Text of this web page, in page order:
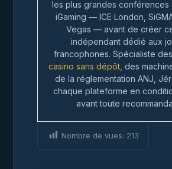
les plus grandes conférences
iGaming — ICE London,
Vegas — avant de créer
indépendant dédié aux
francophones. Spécialiste
casino sans dépôt , des
de la réglementation ANJ,
chaque plateforme en
avant toute
Nombre de vues: 213